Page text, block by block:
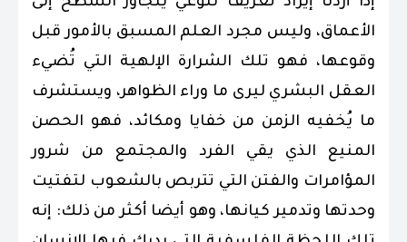
الأعماق، وليس مجرد العلم المسبق بالأمور قبل
وقوعها، فهو تلك الشرارة الإلهية التي تُضيء
العقل البشري ليرى ما وراء الظواهر، ويستشرف
ما يُخفيه الزمن من خفايا ومكائد، فهو الحصن
المنيع الذي يقي الفرد والمجتمع من شرور
المؤامرات والفتن التي تتربص بالشعوب لتفتيت
وحدتها وتدمير كيانها، وهو أيضا أكثر من ذلك: إنه